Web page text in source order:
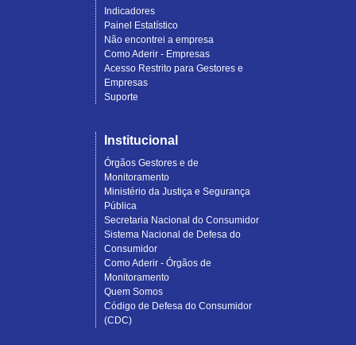
Indicadores
Painel Estatístico
Não encontrei a empresa
Como Aderir - Empresas
Acesso Restrito para Gestores e
Empresas
Suporte
Institucional
Órgãos Gestores e de
Monitoramento
Ministério da Justiça e Segurança
Pública
Secretaria Nacional do Consumidor
Sistema Nacional de Defesa do
Consumidor
Como Aderir - Órgãos de
Monitoramento
Quem Somos
Código de Defesa do Consumidor
(CDC)